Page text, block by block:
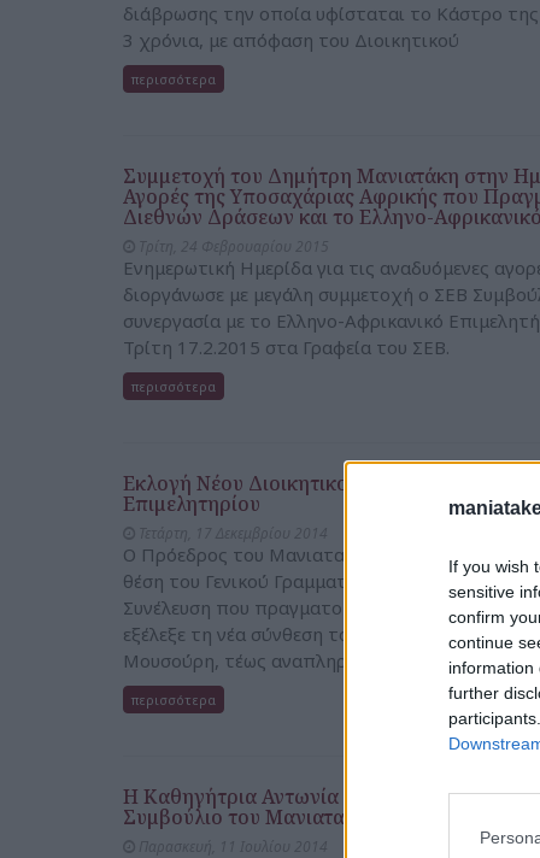
If you wish
sensitive
confirm
continue
information
further
διάβρωσης την οποία υφίσταται το Κάστρο
3 χρόνια, με απόφαση του Διοικητικού
περισσότερα
Συμμετοχή του Δημήτρη Μανιατάκη στην
Αγορές της Υποσαχάριας Αφρικής που
Διεθνών Δράσεων και το Ελληνο-
Eνημερωτική Ημερίδα για τις αναδυόμενες
διοργάνωσε με μεγάλη συμμετοχή ο ΣΕΒ
συνεργασία με το Ελληνο-Αφρικανικό
Τρίτη 17.2.2015 στα Γραφεία του ΣΕΒ.
περισσότερα
Εκλογή Νέου Διοικητικού Συμβουλίου του
Επιμελητηρίου
Ο Πρόεδρος του Μανιατακείου Ιδρύματος
θέση του Γενικού Γραμματέα του Ελληνο-
Συνέλευση που πραγματοποιήθηκε την
εξέλεξε τη νέα σύνθεση του Διοικητικού
Μουσούρη, τέως αναπληρωτή Γενικό
περισσότερα
Η Καθηγήτρια Αντωνία Τριχοπούλου
Συμβούλιο του Μανιατακείου Ιδρύματος